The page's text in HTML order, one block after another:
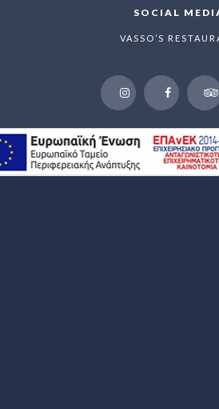
SOCIAL
VASSO’S
WE LOVE TO SHARE NEW